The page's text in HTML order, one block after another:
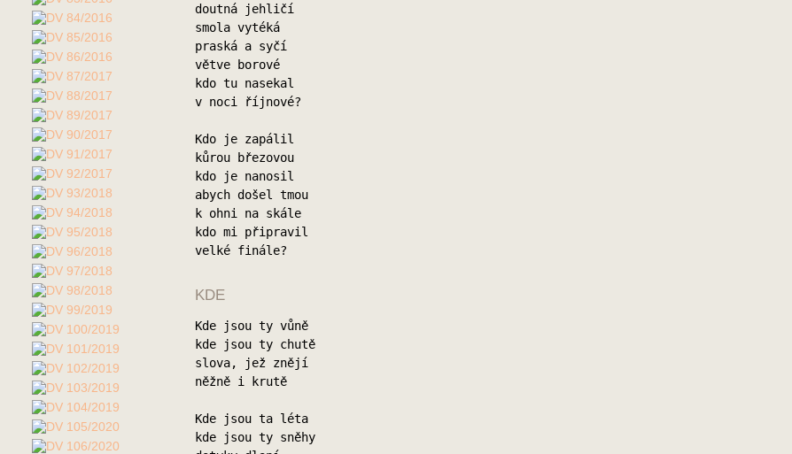
doutná jehličí
smola vytéká
praská a syčí
větve borové
kdo tu nasekal
v noci říjnové?
Kdo je zapálil
kůrou březovou
kdo je nanosil
abych došel tmou
k ohni na skále
kdo mi připravil
velké finále?
KDE
Kde jsou ty vůně
kde jsou ty chutě
slova, jež znějí
něžně i krutě
Kde jsou ta léta
kde jsou ty sněhy